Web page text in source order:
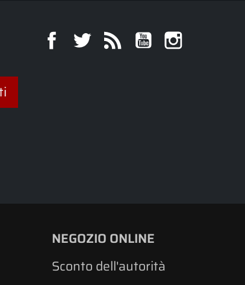
FacebookTwitterRss YouTube
NEGOZIO ONLINE
Sconto dell'autorità